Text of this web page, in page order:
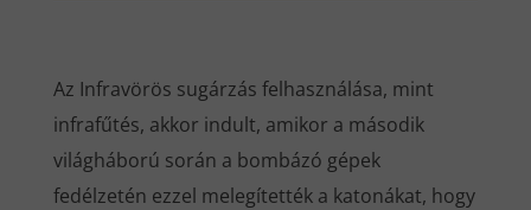
Az Infravörös sugárzás felhasználása, mint
infrafűtés, akkor indult, amikor a második
világháború során a bombázó gépek
fedélzetén ezzel melegítették a katonákat, hogy